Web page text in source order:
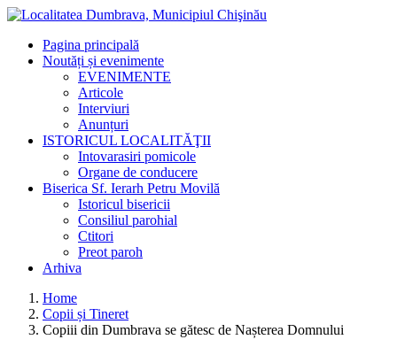
Pagina principală
Noutăți și evenimente
EVENIMENTE
Articole
Interviuri
Anunțuri
ISTORICUL LOCALITĂŢII
Intovarasiri pomicole
Organe de conducere
Biserica Sf. Ierarh Petru Movilă
Istoricul bisericii
Consiliul parohial
Ctitori
Preot paroh
Arhiva
Home
Copii și Tineret
Copiii din Dumbrava se gătesc de Nașterea Domnului